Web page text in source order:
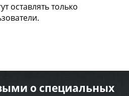
оставлять только
о специальных